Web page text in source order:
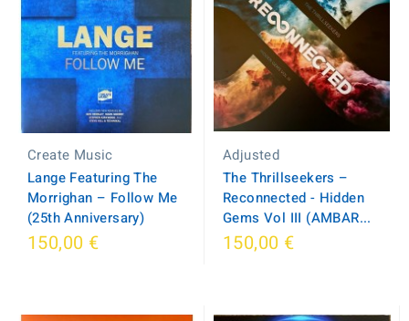
Create Music
Lange Featuring The
Morrighan – Follow Me
(25th Anniversary)
150,00 €
Adjusted
The Thrillseekers –
Reconnected - Hidden
Gems Vol III (AMBAR...
150,00 €